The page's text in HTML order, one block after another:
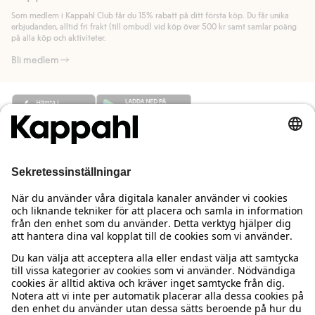
Läs mer
Läs mer
Som medlem i Kappahl Club får du 15% rabatt på ditt första köp. Du får unika
erbjudanden, alltid fri frakt (till ombud) vid köp över 500 kr samt samlar poäng
på alla köp och aktiviteter.
Bli medlem
Behöver du hjälp?
Kundservice
Vanliga frågor
Beställning & retur
Kappahl Club
Logga in
Kappahl Club
Om oss
Om Kappahl Group
Villkor & policy